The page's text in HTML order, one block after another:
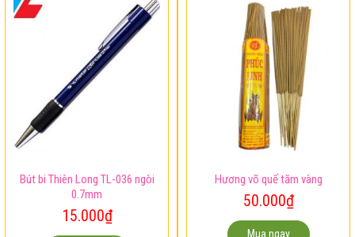
Bút bi Thiên Long TL-036 ngòi
15.000₫
Hương võ quế tăm vàng
50.000₫